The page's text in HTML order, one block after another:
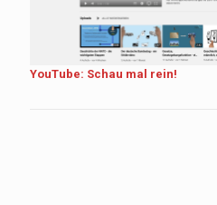
YouTube: Schau mal rein!